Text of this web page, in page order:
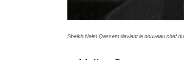
Sheikh Naim Qassem devient le nouveau chef